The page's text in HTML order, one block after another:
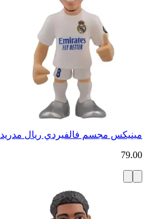
مينيكس مجسم فالفيردي ريال مدريد
79.00